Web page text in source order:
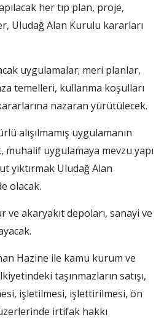
her tıp plan, proje,
Uludağ Alan Kurulu kararları
uygulamalar; meri planlar,
temelleri, kullanma koşulları
nazaran yürütülecek.
alışılmamış uygulamanın
muhalif uygulamaya mevzu yapı
yıktırmak Uludağ Alan
olacak.
ve akaryakıt depoları, sanayi ve
Hazine ile kamu kurum ve
taşınmazların satışı,
işletilmesi, işlettirilmesi, ön
irtifak hakkı